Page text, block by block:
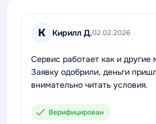
К Кирилл Д.02.02.2026
Сервис работает как и другие
Заявку одобрили, деньги
внимательно читать условия.
Верифицирован